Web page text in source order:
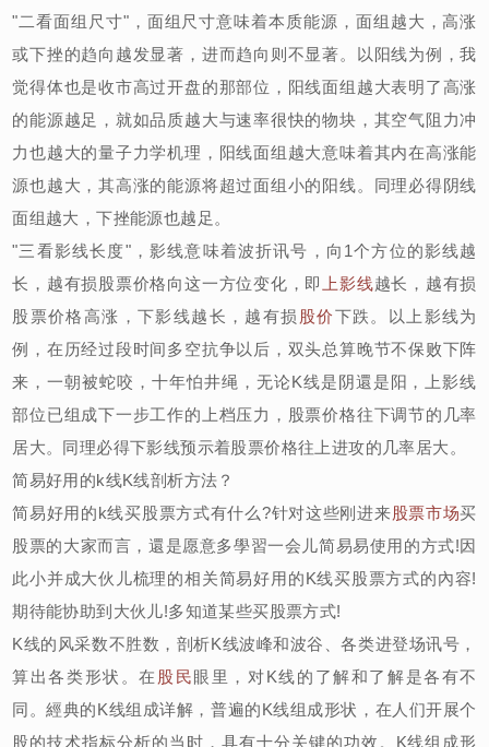
"二看面组尺寸"，面组尺寸意味着本质能源，面组越大，高涨
或下挫的趋向越发显著，进而趋向则不显著。以阳线为例，我
觉得体也是收市高过开盘的那部位，阳线面组越大表明了高涨
的能源越足，就如品质越大与速率很快的物块，其空气阻力冲
力也越大的量子力学机理，阳线面组越大意味着其内在高涨能
源也越大，其高涨的能源将超过面组小的阳线。同理必得阴线
面组越大，下挫能源也越足。
"三看影线长度"，影线意味着波折讯号，向1个方位的影线越
长，越有损股票价格向这一方位变化，即上影线越长，越有损
股票价格高涨，下影线越长，越有损 股价下跌。以上影线为
例，在历经过段时间多空抗争以后，双头总算晚节不保败下阵
来，一朝被蛇咬，十年怕井绳，无论K线是阴還是阳，上影线
部位已组成下一步工作的上档压力，股票价格往下调节的几率
居大。同理必得下影线预示着股票价格往上进攻的几率居大。
简易好用的k线K线剖析方法？
简易好用的k线买股票方式有什么?针对这些刚进来股票市场买
股票的大家而言，還是愿意多學習一会儿简易易使用的方式!因
此小并成大伙儿梳理的相关简易好用的K线买股票方式的內容!
期待能协助到大伙儿!多知道某些买股票方式!
K线的风采数不胜数，剖析K线波峰和波谷、各类进登场讯号，
算出各类形状。在 股民眼里，对K线的了解和了解是各有不
同。經典的K线组成详解，普遍的K线组成形状，在人们开展个
股的技术指标分析的当时，具有十分关键的功效。K线组成形